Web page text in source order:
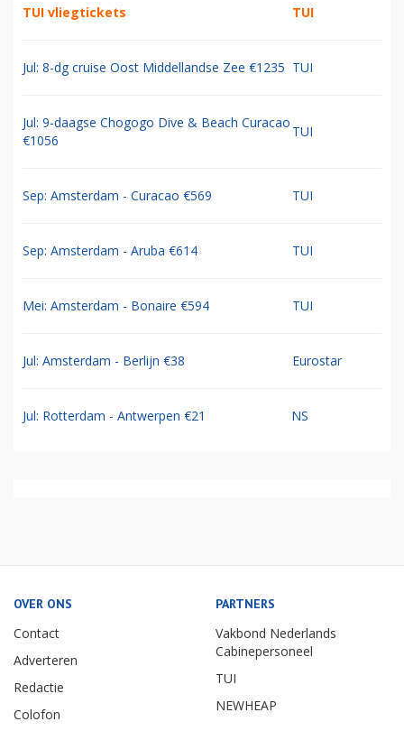
TUI vliegtickets TUI
Jul: 8-dg cruise Oost Middellandse Zee €1235 TUI
Jul: 9-daagse Chogogo Dive & Beach Curacao
€1056
TUI
Sep: Amsterdam - Curacao €569 TUI
Sep: Amsterdam - Aruba €614 TUI
Mei: Amsterdam - Bonaire €594 TUI
Jul: Amsterdam - Berlijn €38 Eurostar
Jul: Rotterdam - Antwerpen €21 NS
OVER ONS
Contact
Adverteren
Redactie
Colofon
PARTNERS
Vakbond Nederlands
Cabinepersoneel
TUI
NEWHEAP